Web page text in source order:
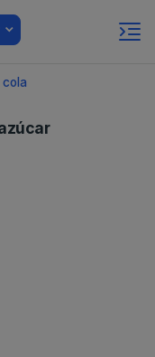
cola